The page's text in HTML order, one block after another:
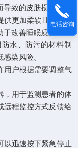
致的皮肤损伤。
更加柔软且符合人
改善睡眠质量。
水、防污的材料制
染风险。
户根据需要调整气
用于监测患者的体
远程监控方式反馈给
迅速按下紧急停止
电话咨询